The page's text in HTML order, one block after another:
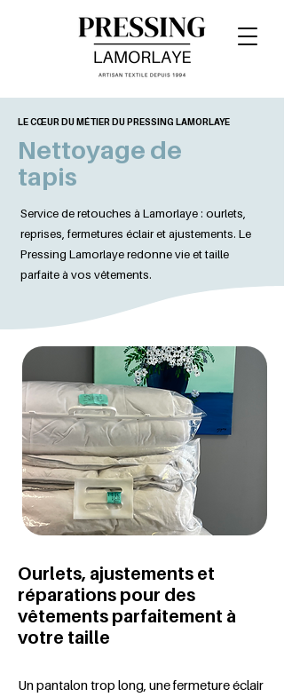
LE CŒUR DU MÉTIER DU PRESSING LAMORLAYE
Nettoyage de
tapis
Service de retouches à Lamorlaye : ourlets,
reprises, fermetures éclair et ajustements. Le
Pressing Lamorlaye redonne vie et taille
parfaite à vos vêtements.
Ourlets, ajustements et
réparations pour des
vêtements parfaitement à
votre taille
Un pantalon trop long, une fermeture éclair